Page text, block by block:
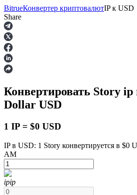
Фьючерсы
BitrueКонвертер криптовалютIP к USD
Share
Конвертировать Story ip
Dollar USD
1 IP = $0 USD
IP в USD: 1 Story конвертируется в $0
AM
ipip